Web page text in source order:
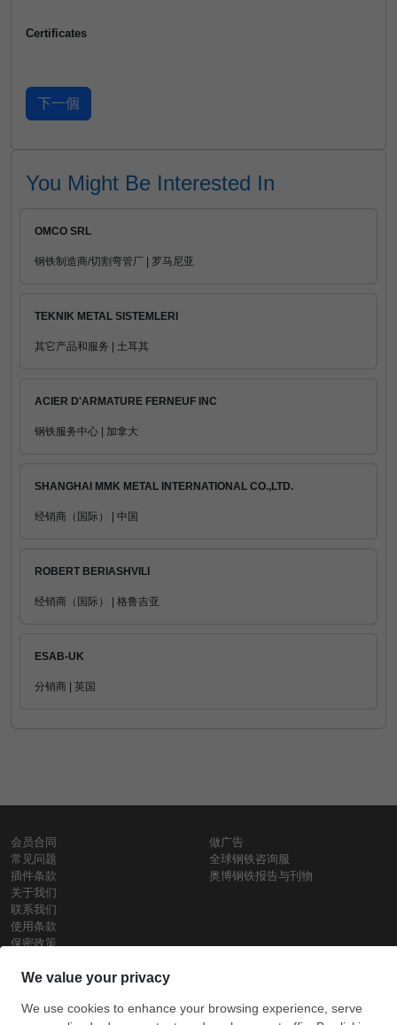
Certificates
You Might Be Interested In
OMCO SRL
钢铁制造商/切割弯管厂 | 罗马尼亚
TEKNIK METAL SISTEMLERI
其它产品和服务 | 土耳其
ACIER D'ARMATURE FERNEUF INC
钢铁服务中心 | 加拿大
SHANGHAI MMK METAL INTERNATIONAL CO.,LTD.
经销商（国际） | 中国
ROBERT BERIASHVILI
经销商（国际） | 格鲁吉亚
ESAB-UK
分销商 | 英国
会员合同
常见问题
插件条款
关于我们
联系我们
使用条款
保密政策
做广告
全球钢铁咨询服
奥博钢铁报告与刊物
铁价格
每日废钢价格